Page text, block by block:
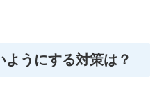
ようにする対策は？